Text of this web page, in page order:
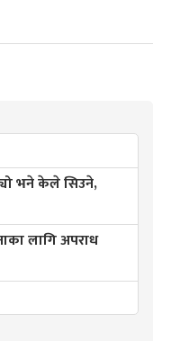
भने केले सिउने,
लागि अपराध